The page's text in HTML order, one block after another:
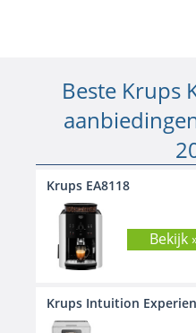
Beste Krups
Krups EA8118
Bekijk
Krups Intuition